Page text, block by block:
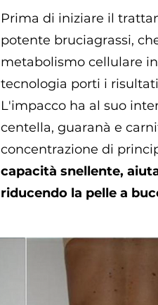
Prima di iniziare il
potente bruciagrassi,
metabolismo cellulare
tecnologia porti i
L'impacco ha al suo
centella, guaranà e
concentrazione di
capacità snellente,
riducendo la pelle a